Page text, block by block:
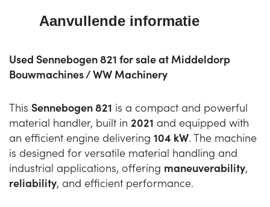
Aanvullende informatie
Used Sennebogen 821 for sale at Middeldorp
Bouwmachines / WW Machinery
This Sennebogen 821 is a compact and powerful
material handler, built in 2021 and equipped with
an efficient engine delivering 104 kW. The machine
is designed for versatile material handling and
industrial applications, offering maneuverability,
reliability, and efficient performance.